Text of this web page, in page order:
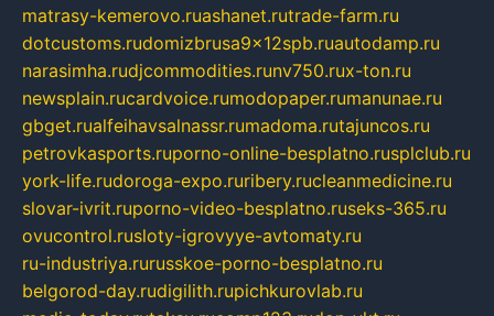
matrasy-kemerovo.ruashanet.rutrade-farm.ru
dotcustoms.rudomizbrusa9x12spb.ruautodamp.ru
narasimha.rudjcommodities.runv750.rux-ton.ru
newsplain.rucardvoice.rumodopaper.rumanunae.ru
gbget.rualfeihavsalnassr.rumadoma.rutajuncos.ru
petrovkasports.ruporno-online-besplatno.rusplclub.ru
york-life.rudoroga-expo.ruribery.rucleanmedicine.ru
slovar-ivrit.ruporno-video-besplatno.ruseks-365.ru
ovucontrol.rusloty-igrovyye-avtomaty.ru
ru-industriya.rurusskoe-porno-besplatno.ru
belgorod-day.rudigilith.rupichkurovlab.ru